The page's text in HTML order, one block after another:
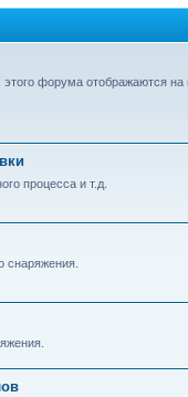
форума отображаются на
процесса и т.д.
снаряжения.